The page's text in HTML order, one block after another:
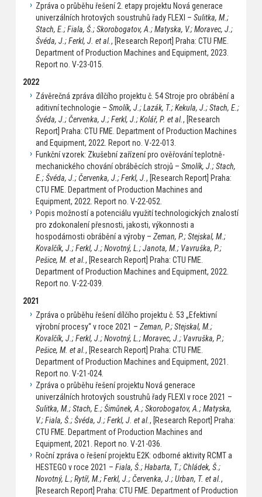
Zpráva o průběhu řešení 2. etapy projektu Nová generace
univerzálních hrotových soustruhů řady FLEXI – Sulitka, M.;
Stach, E.; Fiala, Š.; Skorobogatov, A.; Matyska, V.; Moravec, J.;
Švéda, J.; Ferkl, J. et al., [Research Report] Praha: CTU FME.
Department of Production Machines and Equipment, 2023.
Report no. V-23-015.
2022
Závěrečná zpráva dílčího projektu č. 54 Stroje pro obrábění a
aditivní technologie – Smolík, J.; Lazák, T.; Kekula, J.; Stach, E.;
Švéda, J.; Červenka, J.; Ferkl, J.; Kolář, P. et al., [Research
Report] Praha: CTU FME. Department of Production Machines
and Equipment, 2022. Report no. V-22-013.
Funkční vzorek: Zkušební zařízení pro ověřování teplotně-
mechanického chování obráběcích strojů – Smolík, J.; Stach,
E.; Švéda, J.; Červenka, J.; Ferkl, J., [Research Report] Praha:
CTU FME. Department of Production Machines and
Equipment, 2022. Report no. V-22-052.
Popis možností a potenciálu využití technologických znalostí
pro zdokonalení přesnosti, jakosti, výkonnosti a
hospodárnosti obrábění a výroby – Zeman, P.; Stejskal, M.;
Kovalčík, J.; Ferkl, J.; Novotný, L.; Janota, M.; Vavruška, P.;
Pešice, M. et al., [Research Report] Praha: CTU FME.
Department of Production Machines and Equipment, 2022.
Report no. V-22-039.
2021
Zpráva o průběhu řešení dílčího projektu č. 53 „Efektivní
výrobní procesy“ v roce 2021 – Zeman, P.; Stejskal, M.;
Kovalčík, J.; Ferkl, J.; Novotný, L.; Moravec, J.; Vavruška, P.;
Pešice, M. et al., [Research Report] Praha: CTU FME.
Department of Production Machines and Equipment, 2021.
Report no. V-21-024.
Zpráva o průběhu řešení projektu Nová generace
univerzálních hrotových soustruhů řady FLEXI v roce 2021 –
Sulitka, M.; Stach, E.; Šimůnek, A.; Skorobogatov, A.; Matyska,
V.; Fiala, Š.; Švéda, J.; Ferkl, J. et al., [Research Report] Praha:
CTU FME. Department of Production Machines and
Equipment, 2021. Report no. V-21-036.
Roční zpráva o řešení projektu E2K: odborné aktivity RCMT a
HESTEGO v roce 2021 – Fiala, Š.; Habarta, T.; Chládek, Š.;
Novotný, L.; Rytíř, M.; Ferkl, J.; Červenka, J.; Urban, T. et al.,
[Research Report] Praha: CTU FME. Department of Production